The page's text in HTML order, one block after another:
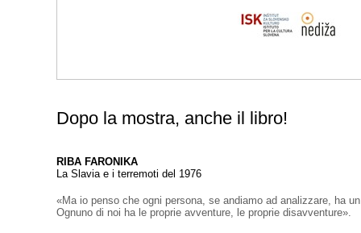
Dopo la mostra, anche il libro!
RIBA FARONIKA
La Slavia e i terremoti del 1976
«Ma io penso che ogni persona, se andiamo ad analizzare, ha
Ognuno di noi ha le proprie avventure, le proprie disavventure».